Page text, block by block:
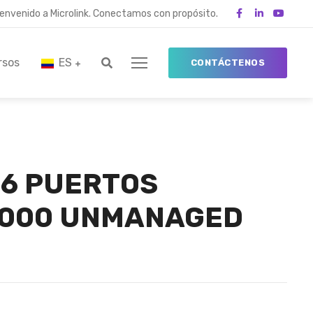
a Microlink. Conectamos con propósito.
ES CONTÁCTENOS
PUERTOS
UNMANAGED